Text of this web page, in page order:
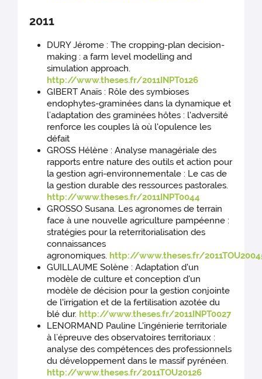
2011
DURY Jérome : The cropping-plan decision-
making : a farm level modelling and
simulation approach.
http://www.theses.fr/2011INPT0126
GIBERT Anaïs : Rôle des symbioses
endophytes-graminées dans la dynamique et
l’adaptation des graminées hôtes : l'adversité
renforce les couples là où l'opulence les
défait
GROSS Hélène : Analyse managériale des
rapports entre nature des outils et action pour
la gestion agri-environnementale : Le cas de
la gestion durable des ressources pastorales.
http://www.theses.fr/2011INPT0044
GROSSO Susana. Les agronomes de terrain
face à une nouvelle agriculture pampéenne :
stratégies pour la reterritorialisation des
connaissances
agronomiques. http://www.theses.fr/
GUILLAUME Solène : Adaptation d'un
modèle de culture et conception d'un
modèle de décision pour la gestion conjointe
de l'irrigation et de la fertilisation azotée du
blé dur. http://www.theses.fr/2011INPT0027
LENORMAND Pauline L'ingénierie territoriale
à l’épreuve des observatoires territoriaux :
analyse des compétences des professionnels
du développement dans le massif pyrénéen.
http://www.theses.fr/2011TOU20126